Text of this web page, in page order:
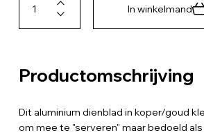
In winkelmand
Productomschrijving
Dit aluminium dienblad in koper/goud
om mee te "serveren" maar bedoeld